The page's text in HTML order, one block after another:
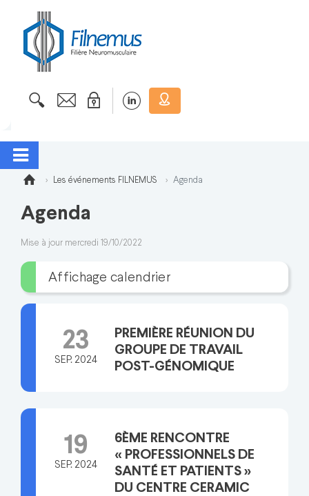
Les événements FILNEMUS Agenda
Agenda
Mise à jour mercredi 19/10/2022
Affichage calendrier
23
SEP. 2024
PREMIÈRE RÉUNION DU
GROUPE DE TRAVAIL
POST-GÉNOMIQUE
19
SEP. 2024
6ÈME RENCONTRE
« PROFESSIONNELS DE
SANTÉ ET PATIENTS »
DU CENTRE CERAMIC